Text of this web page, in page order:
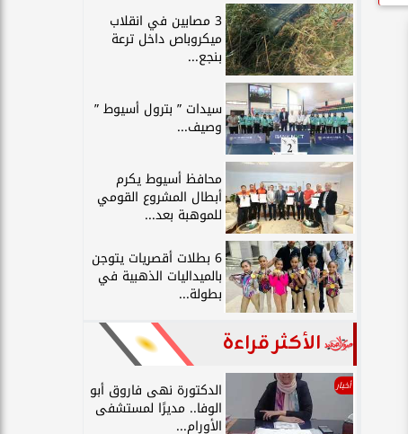
3 مصابين في انقلاب
ميكروباص داخل ترعة
بنجع...
سيدات ” بترول أسيوط ”
وصيف...
محافظ أسيوط يكرم
أبطال المشروع القومي
للموهبة بعد...
6 بطلات أقصريات يتوجن
بالميداليات الذهبية في
بطولة...
الأكثر قراءة
أخبار الدكتورة نهى فاروق أبو
الوفا.. مديرًا لمستشفى
الأورام...